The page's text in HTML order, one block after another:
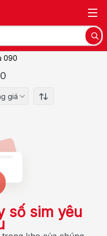
090
giá
số sim yêu